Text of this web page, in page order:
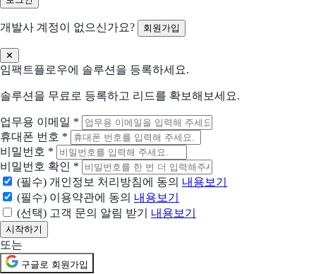
Fishbowl
페이코
실속있는 포인트, 편리한 결제, 간편한 금융
Shopify
월 US$1에 아이디어를 실현하세요
토글
한 곳에서 마우스 클릭 만으로 상품 주문에서 재고관리까지 가능
현재 어떤 상황이신가요?
도입상황을 선택해 주세요.
신규 유입 검토중
개발사 계정이 없으신가요? 회원가입
✕
임팩트플로우에 솔루션을 등록하세요.
솔루션을 무료로 등록하고 리드를 확보해보세요.
업무용 이메일 *
휴대폰 번호 *
비밀번호 *
비밀번호 확인 *
(필수) 개인정보 처리방침에 동의 내용보기
(필수) 이용약관에 동의 내용보기
(선택) 고객 문의 알림 받기
내용보기
또는
구글로 회원가입